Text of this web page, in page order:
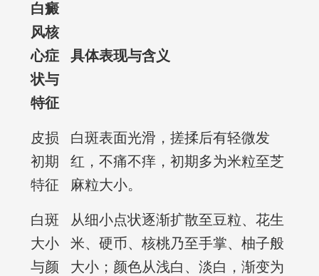
白癜
风核
心症
状与
特征
具体表现与含义
皮损
初期
特征
白斑表面光滑，搓揉后有轻微发
红，不痛不痒，初期多为米粒至芝
麻粒大小。
白斑
大小
与颜
从细小点状逐渐扩散至豆粒、花生
米、硬币、核桃乃至手掌、柚子般
大小；颜色从浅白、淡白，渐变为